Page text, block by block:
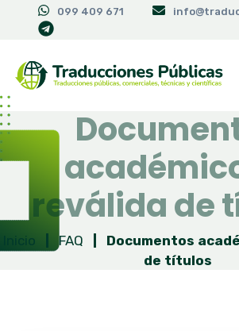
099 409 671
reválida de
Inicio FAQ
Documentos
de títulos